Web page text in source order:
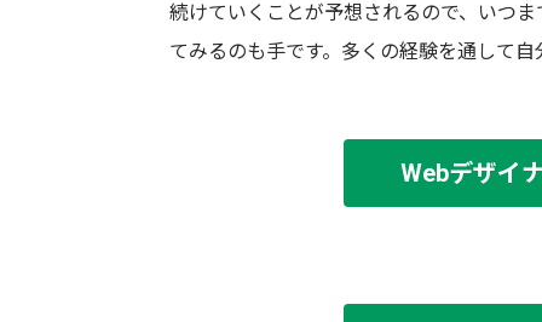
続けていくことが予想されるので、いつ
てみるのも手です。多くの経験を通して
Webデザイ